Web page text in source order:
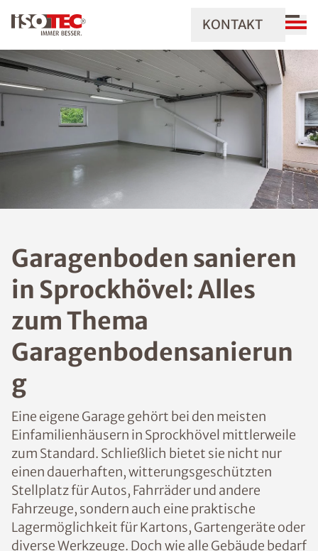
KONTAKT
Garagenboden sanieren
in Sprockhövel: Alles
zum Thema
Garagenbodensanierun
g
Eine eigene Garage gehört bei den meisten
Einfamilienhäusern in Sprockhövel mittlerweile
zum Standard. Schließlich bietet sie nicht nur
einen dauerhaften, witterungsgeschützten
Stellplatz für Autos, Fahrräder und andere
Fahrzeuge, sondern auch eine praktische
Lagermöglichkeit für Kartons, Gartengeräte oder
diverse Werkzeuge. Doch wie alle Gebäude bedarf